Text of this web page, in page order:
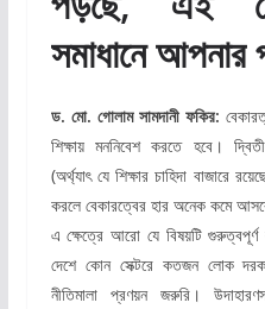
সমাধানে আপনার
ড. মো. গোলাম সামদানী ফকির:
শিক্ষায় মননিবেশ করতে হবে।
(অর্থ্যাৎ যে শিক্ষার চাহিদা বাজারে
করলে বেকারত্বের হার অনেক কমে
এ ক্ষেত্রে আরো যে বিষয়টি
দেশে কোন সেক্টরে কতজন লোক
নীতিমালা প্রণয়ন জরুরি।